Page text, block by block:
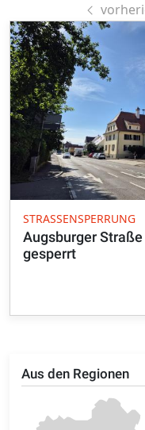
Aus den Regionen
STRASSENSPERRUNG
Augsburger
gesperrt